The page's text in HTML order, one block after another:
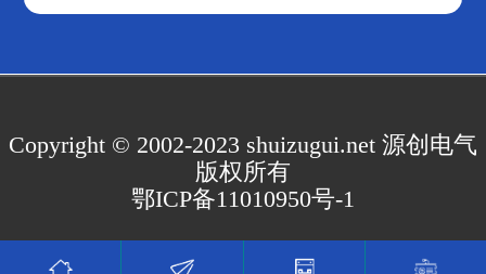
Copyright © 2002-2023 shuizugui.net 源创电气
版权所有
鄂ICP备11010950号-1